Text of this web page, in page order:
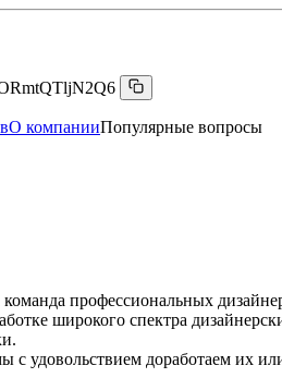
О компанииПопулярные вопросы
профессиональных
широкого спектра
с удовольствием доработаем их